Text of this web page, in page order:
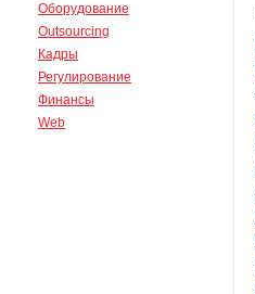
Оборудование
Outsourcing
Кадры
Регулирование
Финансы
Web